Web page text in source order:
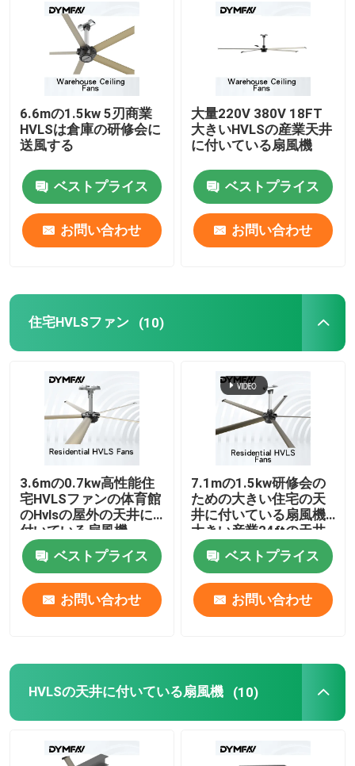
プロダクト
工場旅行
品質管理
大きいHVLSファン
産業HVLSファン
商業HVLSファン
住宅HVLSファン
HVLSの天井に付いている扇風機
大量の低速ファン
大きい刃の天井に付いている扇風機
6.6mの1.5kw 5刃商業
HVLSは倉庫の研修会に
送風する
ベストプライス
お問い合わせ
大量220V 380V 18FT
大きいHVLSの産業天井
に付いている扇風機
ベストプライス
お問い合わせ
住宅HVLSファン (10)
3.6mの0.7kw高性能住
宅HVLSファンの体育館
のHvlsの屋外の天井に
付いている扇風機
ベストプライス
お問い合わせ
7.1mの1.5kw研修会の
ための大きい住宅の天
井に付いている扇風機
大きい産業24ftの天井
に付いている扇風機
ベストプライス
お問い合わせ
HVLSの天井に付いている扇風機 (10)